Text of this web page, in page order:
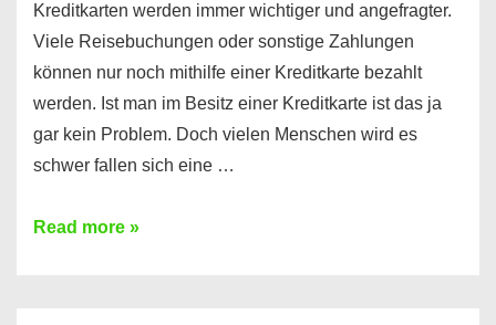
Kreditkarten werden immer wichtiger und angefragter.
Viele Reisebuchungen oder sonstige Zahlungen
können nur noch mithilfe einer Kreditkarte bezahlt
werden. Ist man im Besitz einer Kreditkarte ist das ja
gar kein Problem. Doch vielen Menschen wird es
schwer fallen sich eine …
Kreditkarte
Read more »